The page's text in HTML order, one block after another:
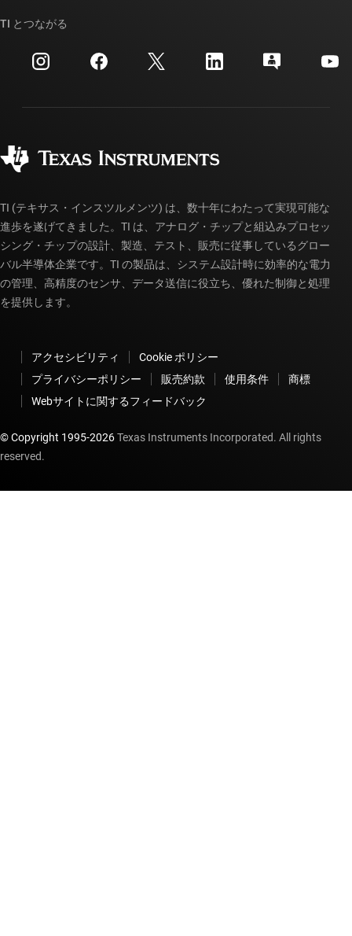
イベント
投資家向け情報
クロスリファレンス検索
カスタマー・サポート・センター
myTI アカウントの FAQ
ご注文に関する FAQ
TI とつながる
TI (テキサス・インスツルメンツ) は、数十年にわたって実現可能な
進歩を遂げてきました。TI は、アナログ・チップと組込みプロセッ
シング・チップの設計、製造、テスト、販売に従事しているグロー
バル半導体企業です。TI の製品は、システム設計時に効率的な電力
の管理、高精度のセンサ、データ送信に役立ち、優れた制御と処理
を提供します。
アクセシビリティ
Cookie ポリシー
プライバシーポリシー
販売約款 使用条件
商標
Webサイトに関するフィードバック
© Copyright 1995-2026Texas Instruments Incorporated. All rights
reserved.